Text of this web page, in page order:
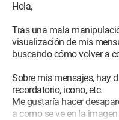
Hola,
Tras una mala
visualización de mis
buscando cómo volver a
Sobre mis mensajes, hay
recordatorio, icono, etc.
Me gustaría hacer
a como se ve en la